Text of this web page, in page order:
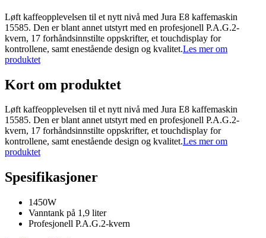
Løft kaffeopplevelsen til et nytt nivå med Jura E8 kaffemaskin
15585. Den er blant annet utstyrt med en profesjonell P.A.G.2-
kvern, 17 forhåndsinnstilte oppskrifter, et touchdisplay for
kontrollene, samt enestående design og kvalitet.Les mer om
produktet
Kort om produktet
Løft kaffeopplevelsen til et nytt nivå med Jura E8 kaffemaskin
15585. Den er blant annet utstyrt med en profesjonell P.A.G.2-
kvern, 17 forhåndsinnstilte oppskrifter, et touchdisplay for
kontrollene, samt enestående design og kvalitet.Les mer om
produktet
Spesifikasjoner
1450W
Vanntank på 1,9 liter
Profesjonell P.A.G.2-kvern